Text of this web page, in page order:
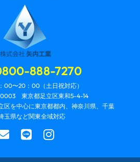
888-7270
00〜20：00（土日祝対応）
東京都足立区東和5-4-14
区を中心に東京都都内、神奈川県、千葉
玉県など関東全域対応